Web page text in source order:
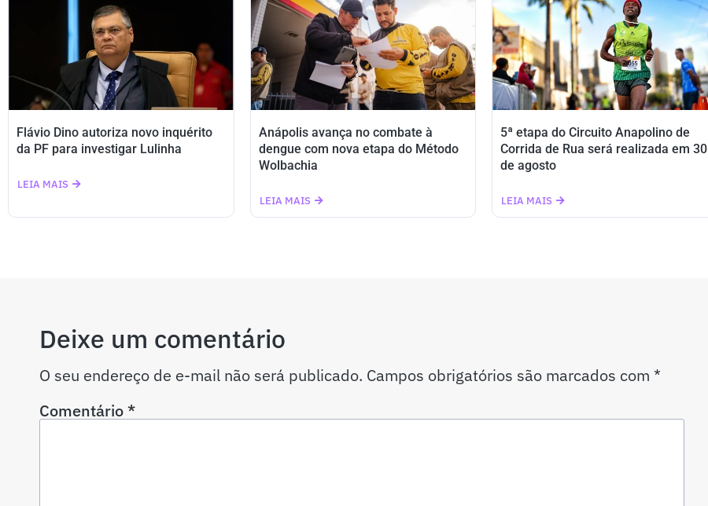
Flávio Dino autoriza novo inquérito
da PF para investigar Lulinha
LEIA MAIS
Anápolis avança no combate à
dengue com nova etapa do Método
Wolbachia
LEIA MAIS
5ª etapa do Circuito Anapolino de
Corrida de Rua será realizada em 30
de agosto
LEIA MAIS
Deixe um comentário
O seu endereço de e-mail não será publicado. Campos obrigatórios são marcados com *
Comentário*